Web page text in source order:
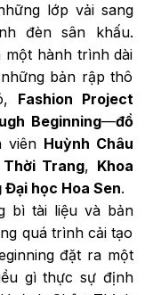
lớp vải sang
đèn sân khấu.
một hành trình dài
bản rập thô
Fashion Project
Beginning—đồ
viên Huỳnh Châu
Trang, Khoa
Đại học Hoa Sen.
bì tài liệu và bản
quá trình cải tạo
đặt ra một
gì thực sự định